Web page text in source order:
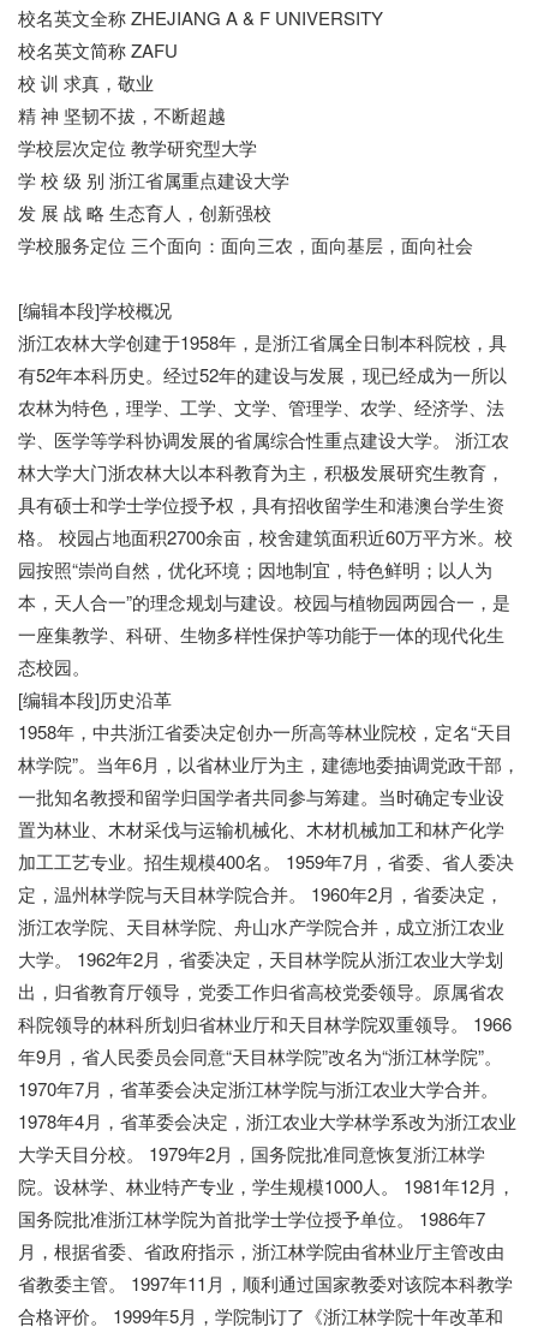
校名英文全称 ZHEJIANG A & F UNIVERSITY
校名英文简称 ZAFU
校 训 求真，敬业
精 神 坚韧不拔，不断超越
学校层次定位 教学研究型大学
学 校 级 别 浙江省属重点建设大学
发 展 战 略 生态育人，创新强校
学校服务定位 三个面向：面向三农，面向基层，面向社会
[编辑本段]学校概况
浙江农林大学创建于1958年，是浙江省属全日制本科院校，具
有52年本科历史。经过52年的建设与发展，现已经成为一所以
农林为特色，理学、工学、文学、管理学、农学、经济学、法
学、医学等学科协调发展的省属综合性重点建设大学。 浙江农
林大学大门浙农林大以本科教育为主，积极发展研究生教育，
具有硕士和学士学位授予权，具有招收留学生和港澳台学生资
格。 校园占地面积2700余亩，校舍建筑面积近60万平方米。校
园按照“崇尚自然，优化环境；因地制宜，特色鲜明；以人为
本，天人合一”的理念规划与建设。校园与植物园两园合一，是
一座集教学、科研、生物多样性保护等功能于一体的现代化生
态校园。
[编辑本段]历史沿革
1958年，中共浙江省委决定创办一所高等林业院校，定名“天目
林学院”。当年6月，以省林业厅为主，建德地委抽调党政干部，
一批知名教授和留学归国学者共同参与筹建。当时确定专业设
置为林业、木材采伐与运输机械化、木材机械加工和林产化学
加工工艺专业。招生规模400名。 1959年7月，省委、省人委决
定，温州林学院与天目林学院合并。 1960年2月，省委决定，
浙江农学院、天目林学院、舟山水产学院合并，成立浙江农业
大学。 1962年2月，省委决定，天目林学院从浙江农业大学划
出，归省教育厅领导，党委工作归省高校党委领导。原属省农
科院领导的林科所划归省林业厅和天目林学院双重领导。 1966
年9月，省人民委员会同意“天目林学院”改名为“浙江林学院”。
1970年7月，省革委会决定浙江林学院与浙江农业大学合并。
1978年4月，省革委会决定，浙江农业大学林学系改为浙江农业
大学天目分校。 1979年2月，国务院批准同意恢复浙江林学
院。设林学、林业特产专业，学生规模1000人。 1981年12月，
国务院批准浙江林学院为首批学士学位授予单位。 1986年7
月，根据省委、省政府指示，浙江林学院由省林业厅主管改由
省教委主管。 1997年11月，顺利通过国家教委对该院本科教学
合格评价。 1999年5月，学院制订了《浙江林学院十年改革和